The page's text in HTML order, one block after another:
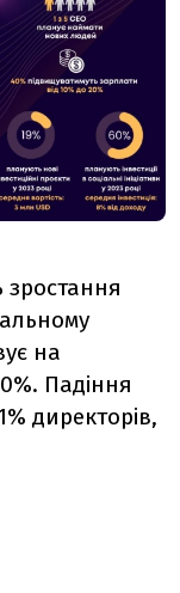
зростання
на
Падіння
директорів,